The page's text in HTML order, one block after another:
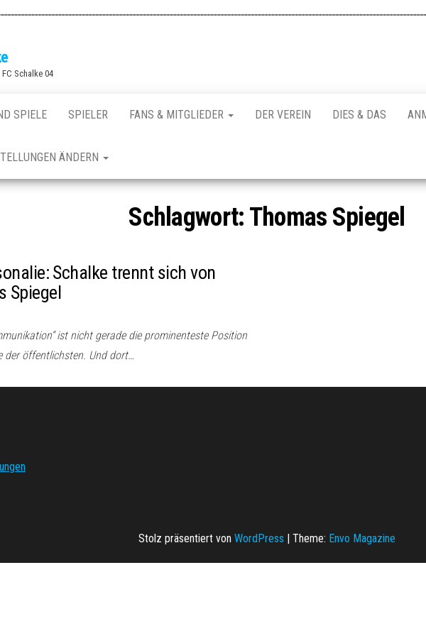
Schalke 04
SPIELE SPIELER FANS & MITGLIEDER DER VEREIN DIES & DAS
ÄNDERN
Schlagwort: Thomas Spiegel
Schalke trennt sich von
Spiegel
ist nicht gerade die prominenteste Position
der öffentlichsten. Und dort…
Stolz präsentiert von WordPress | Theme: Envo Magazine